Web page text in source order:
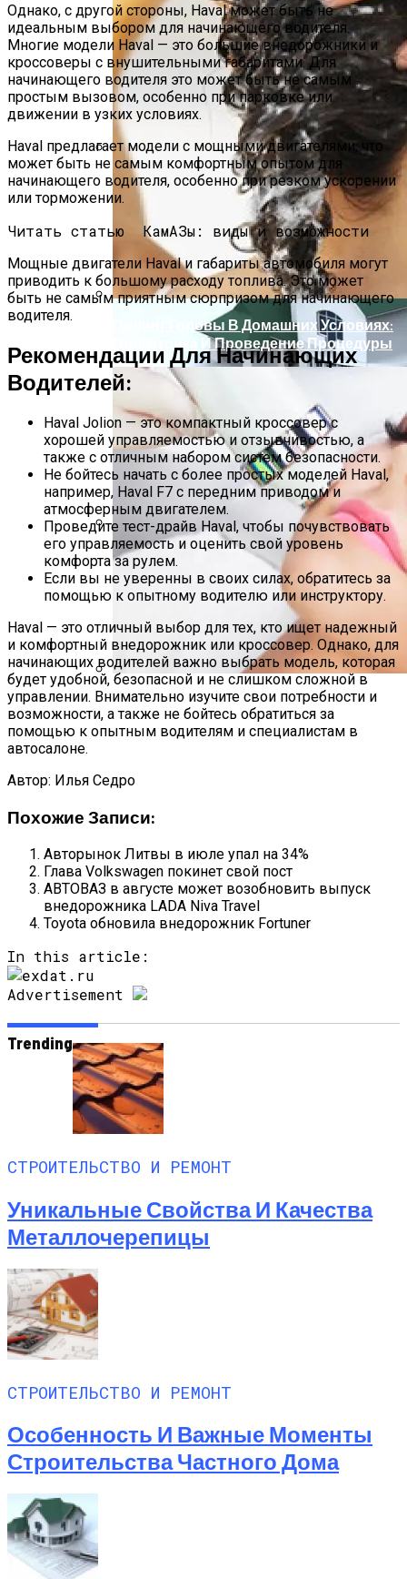
Способы Выпуска Современных
Сэндвич-Панелей
Насколько Важно Получение
Разрешения На Реконструкцию?
Пилинг Головы В Домашних Условиях:
Подготовка И Проведение Процедуры
Лазерное Лечение Акне: Отзывы, Фото
До И После
Однако, с другой стороны, Haval может быть не
идеальным выбором для начинающего водителя.
Многие модели Haval — это большие внедорожники и
кроссоверы с внушительными габаритами. Для
начинающего водителя это может быть не самым
простым вызовом, особенно при парковке или
движении в узких условиях.
Haval предлагает модели с мощными двигателями, что
может быть не самым комфортным опытом для
начинающего водителя, особенно при резком ускорении
или торможении.
Читать статью КамАЗы: виды и возможности
Мощные двигатели Haval и габариты автомобиля могут
приводить к большому расходу топлива. Это может
быть не самым приятным сюрпризом для начинающего
водителя.
Рекомендации Для Начинающих
Водителей:
Haval Jolion — это компактный кроссовер с
хорошей управляемостью и отзывчивостью, а
также с отличным набором систем безопасности.
Не бойтесь начать с более простых моделей Haval,
например, Haval F7 с передним приводом и
атмосферным двигателем.
Проведите тест-драйв Haval, чтобы почувствовать
его управляемость и оценить свой уровень
комфорта за рулем.
Если вы не уверенны в своих силах, обратитесь за
помощью к опытному водителю или инструктору.
Haval — это отличный выбор для тех, кто ищет надежный
и комфортный внедорожник или кроссовер. Однако, для
начинающих водителей важно выбрать модель, которая
будет удобной, безопасной и не слишком сложной в
управлении. Внимательно изучите свои потребности и
возможности, а также не бойтесь обратиться за
помощью к опытным водителям и специалистам в
автосалоне.
Автор: Илья Седро
Похожие Записи:
Авторынок Литвы в июле упал на 34%
Глава Volkswagen покинет свой пост
АВТОВАЗ в августе может возобновить выпуск
внедорожника LADA Niva Travel
Toyota обновила внедорожник Fortuner
In this article:
Advertisement
Trending
СТРОИТЕЛЬСТВО И РЕМОНТ
Уникальные Свойства И Качества
Металлочерепицы
СТРОИТЕЛЬСТВО И РЕМОНТ
Особенность И Важные Моменты
Строительства Частного Дома